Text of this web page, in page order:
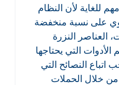
للغاية لأن النظام
على نسبة منخفضة
العناصر النزرة
التي يحتاجها
اتباع النصائح التي
من خلال الحملات